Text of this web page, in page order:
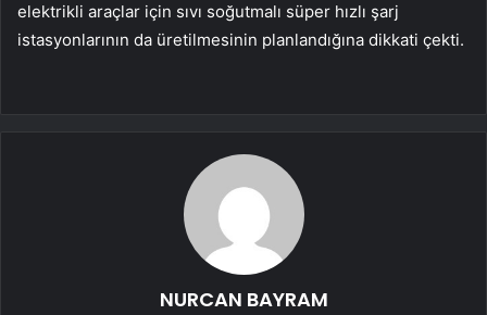
elektrikli araçlar için sıvı soğutmalı süper hızlı şarj
istasyonlarının da üretilmesinin planlandığına dikkati çekti.
NURCAN BAYRAM